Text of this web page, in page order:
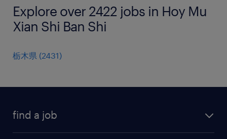
Explore over 2422 jobs in Hoy Mu
Xian Shi Ban Shi
栃木県 (2431)
find a job